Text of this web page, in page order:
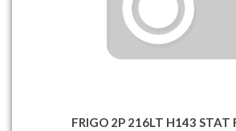
FRIGO 2P 216LT H143 STAT